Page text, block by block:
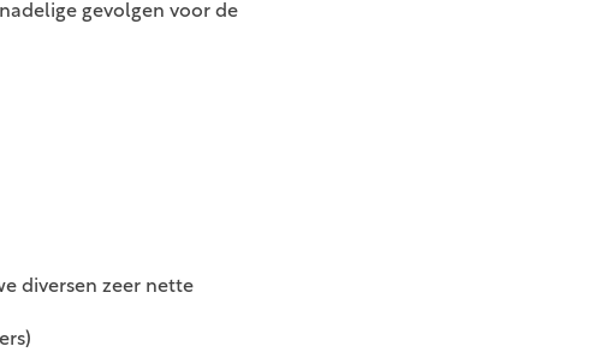
gevolgen voor de
diversen zeer nette